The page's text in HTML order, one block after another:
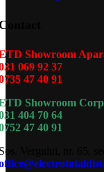
Showroom
069 92 37
47 40 91
Showroom
404 70 64
47 40 91
Vergului, nr. 65,